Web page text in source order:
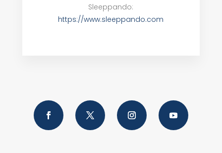
Sleeppando:
https://www.sleeppando.com